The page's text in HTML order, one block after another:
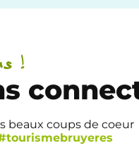
!
beaux coups de coeur